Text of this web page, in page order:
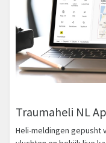
Traumaheli NL
Heli-meldingen gepusht